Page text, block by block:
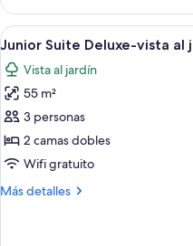
king
Suite
Deluxe,
vista
jardín,
cama
king
Ver
todas
las
fotos
de
Junior
Suite
vista
7
Junior Suite Deluxe-vista al
Vista al jardín
55 m²
3 personas
2 camas dobles
Wifi gratuito
Más detalles
Más